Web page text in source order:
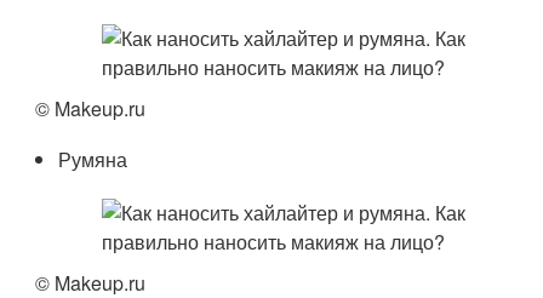
© Makeup.ru
Румяна
© Makeup.ru